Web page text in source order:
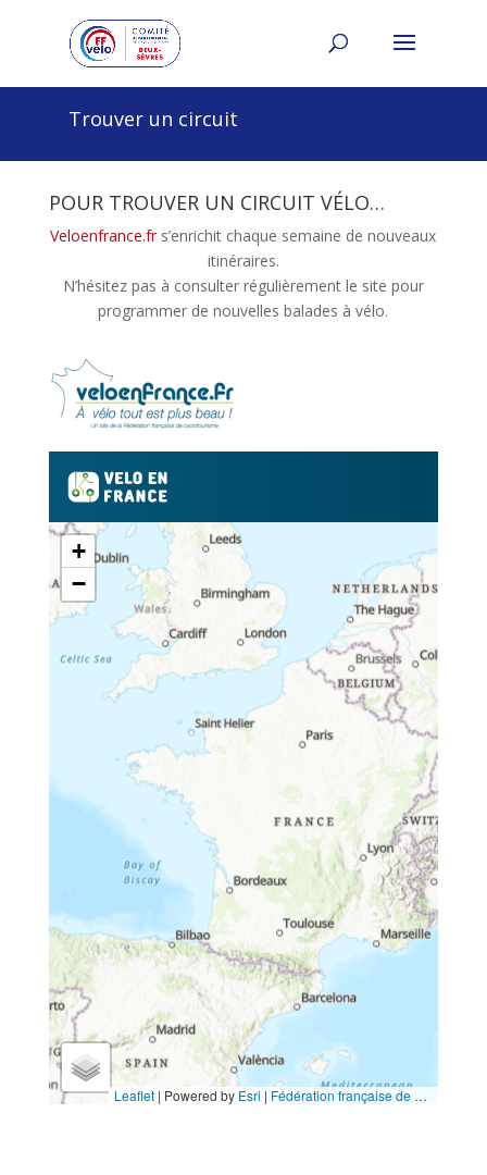
Trouver un circuit
POUR TROUVER UN CIRCUIT VÉLO…
Veloenfrance.frs’enrichit chaque semaine de nouveaux
itinéraires.
N’hésitez pas à consulter régulièrement le site pour
programmer de nouvelles balades à vélo.